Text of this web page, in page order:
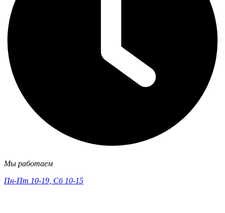
Мы работаем
Пн-Пт 10-19, Сб 10-15